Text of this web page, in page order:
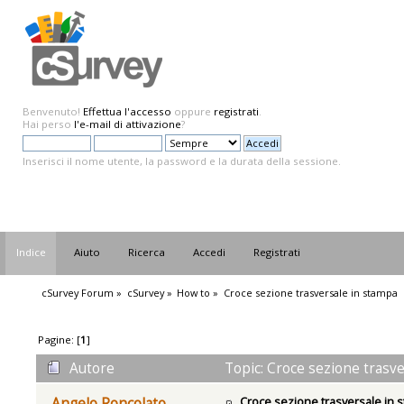
Benvenuto! Effettua l'accesso oppure registrati.
Hai perso l'e-mail di attivazione?
Inserisci il nome utente, la password e la durata della sessione.
Indice Aiuto Ricerca Accedi Registrati
cSurvey Forum » cSurvey» How to » Croce sezione trasversale in stampa
Pagine: [1]
Autore
Topic: Croce sezione